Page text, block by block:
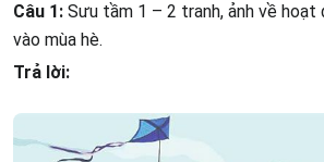
Câu 1: Sưu tầm 1 – 2 tranh, ảnh về
vào mùa hè.
Trả lời: